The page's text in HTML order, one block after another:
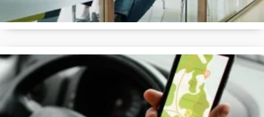
Kontakt
Trelleborgklinikken